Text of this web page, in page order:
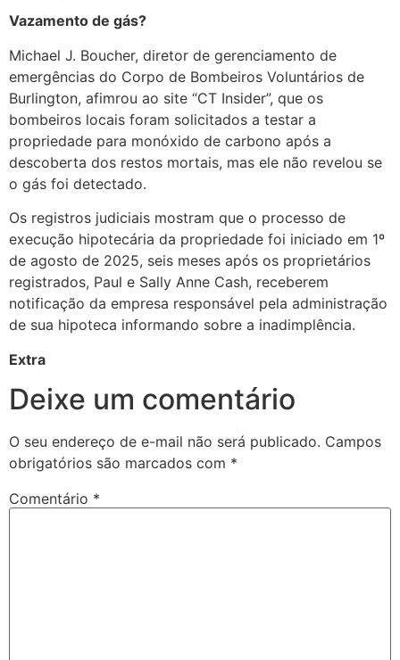
Vazamento de gás?
Michael J. Boucher, diretor de gerenciamento de
emergências do Corpo de Bombeiros Voluntários de
Burlington, afimrou ao site “CT Insider”, que os
bombeiros locais foram solicitados a testar a
propriedade para monóxido de carbono após a
descoberta dos restos mortais, mas ele não revelou se
o gás foi detectado.
Os registros judiciais mostram que o processo de
execução hipotecária da propriedade foi iniciado em 1º
de agosto de 2025, seis meses após os proprietários
registrados, Paul e Sally Anne Cash, receberem
notificação da empresa responsável pela administração
de sua hipoteca informando sobre a inadimplência.
Extra
Deixe um comentário
O seu endereço de e-mail não será publicado. Campos
obrigatórios são marcados com *
Comentário *